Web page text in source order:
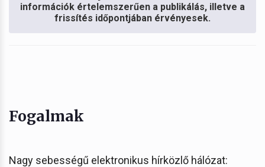
információk értelemszerűen a publikálás, illetve a
frissítés időpontjában érvényesek.
Fogalmak
Nagy sebességű elektronikus hírközlő hálózat: